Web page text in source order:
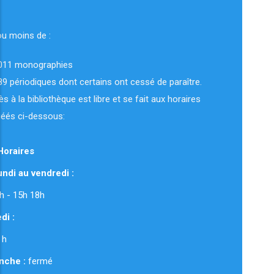
moins de :
monographies
périodiques dont certains ont cessé de paraître.
à la bibliothèque est libre et se fait aux horaires
ci-dessous:
au vendredi :
12h - 15h 18h
:
: fermé